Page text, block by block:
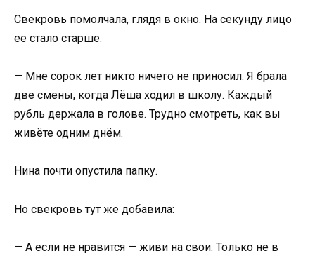
Свекровь помолчала, глядя в окно. На секунду лицо
её стало старше.
— Мне сорок лет никто ничего не приносил. Я брала
две смены, когда Лёша ходил в школу. Каждый
рубль держала в голове. Трудно смотреть, как вы
живёте одним днём.
Нина почти опустила папку.
Но свекровь тут же добавила:
— А если не нравится — живи на свои. Только не в